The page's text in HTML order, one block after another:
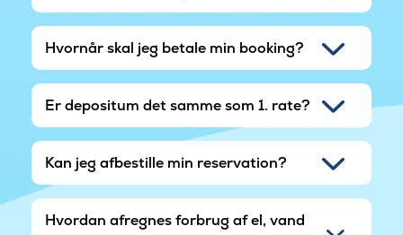
Hvornår skal jeg betale min booking?
Er depositum det samme som 1. rate?
Kan jeg afbestille min reservation?
Hvordan afregnes forbrug af el, vand